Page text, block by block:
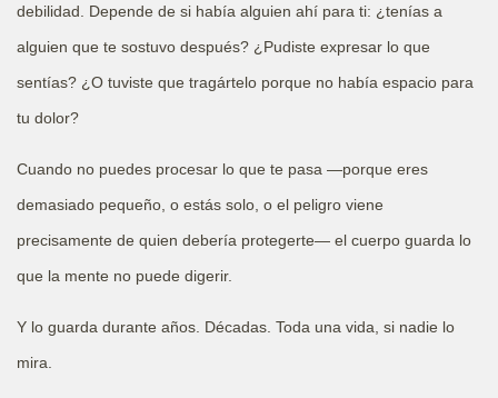
debilidad. Depende de si había alguien ahí para ti: ¿tenías a
alguien que te sostuvo después? ¿Pudiste expresar lo que
sentías? ¿O tuviste que tragártelo porque no había espacio para
tu dolor?
Cuando no puedes procesar lo que te pasa —porque eres
demasiado pequeño, o estás solo, o el peligro viene
precisamente de quien debería protegerte— el cuerpo guarda lo
que la mente no puede digerir.
Y lo guarda durante años. Décadas. Toda una vida, si nadie lo
mira.